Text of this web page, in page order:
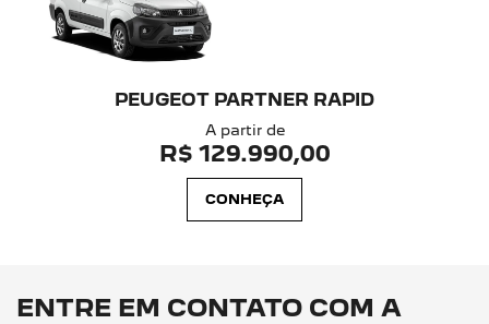
PEUGEOT PARTNER RAPID
A partir de
R$ 129.990,00
CONHEÇA
ENTRE EM CONTATO COM A